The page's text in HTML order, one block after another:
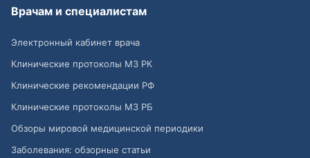
Врачам и специалистам
Электронный кабинет врача
Клинические протоколы МЗ РК
Клинические рекомендации РФ
Клинические протоколы МЗ РБ
Обзоры мировой медицинской периодики
Заболевания: обзорные статьи